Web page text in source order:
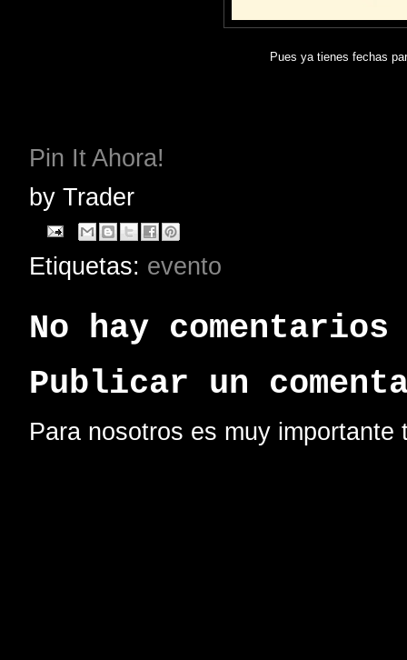
Pues ya tienes fechas
Pin It Ahora!
by Trader
Etiquetas: evento
No hay
Publicar un
Para nosotros es muy